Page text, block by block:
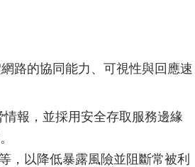
路的協同能力、可視性與回應速
報，並採用安全存取服務邊緣
，以降低暴露風險並阻斷常被利